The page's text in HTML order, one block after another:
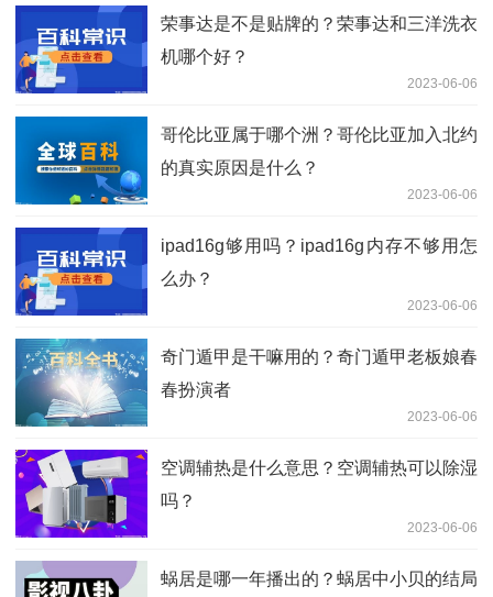
荣事达是不是贴牌的？荣事达和三洋洗衣
机哪个好？
2023-06-06
哥伦比亚属于哪个洲？哥伦比亚加入北约
的真实原因是什么？
2023-06-06
ipad16g够用吗？ipad16g内存不够用怎
么办？
2023-06-06
奇门遁甲是干嘛用的？奇门遁甲老板娘春
春扮演者
2023-06-06
空调辅热是什么意思？空调辅热可以除湿
吗？
2023-06-06
蜗居是哪一年播出的？蜗居中小贝的结局